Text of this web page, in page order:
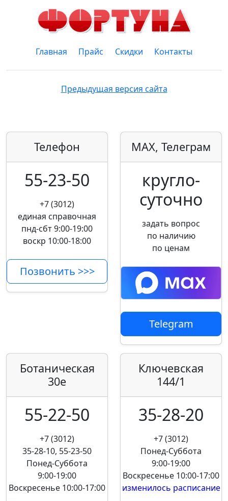
Главная Прайс Скидки Контакты
Предыдущая версия сайта
Телефон
55-23-50
+7 (3012)
единая справочная
пнд-сбт 9:00-19:00
воскр 10:00-18:00
Позвонить >>>
MAX, Телеграм
кругло­
суточно
задать вопрос
по наличию
по ценам
Telegram
Ботаническая
30е
55-22-50
+7 (3012)
35-28-10, 55-23-50
Понед-Суббота
9:00-19:00
Воскресенье 10:00-17:00
Ключевская
144/1
35-28-20
+7 (3012)
Понед-Суббота
9:00-19:00
Воскресенье 10:00-17:00
изменилось расписание